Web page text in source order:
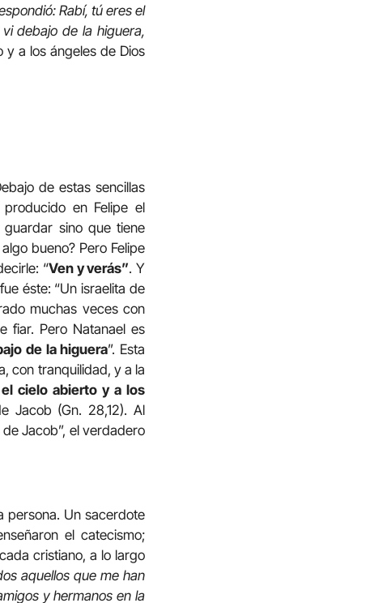
Rabí, tú eres el
debajo de la higuera,
y a los ángeles de Dios
de estas sencillas
en Felipe el
sino que tiene
bueno? Pero Felipe
“Ven y verás”. Y
éste: “Un israelita de
muchas veces con
fiar. Pero Natanael es
de la higuera”. Esta
con tranquilidad, y a la
cielo abierto y a los
Jacob (Gn. 28,12). Al
Jacob”, el verdadero
persona. Un sacerdote
el catecismo;
cristiano, a lo largo
aquellos que me han
y hermanos en la